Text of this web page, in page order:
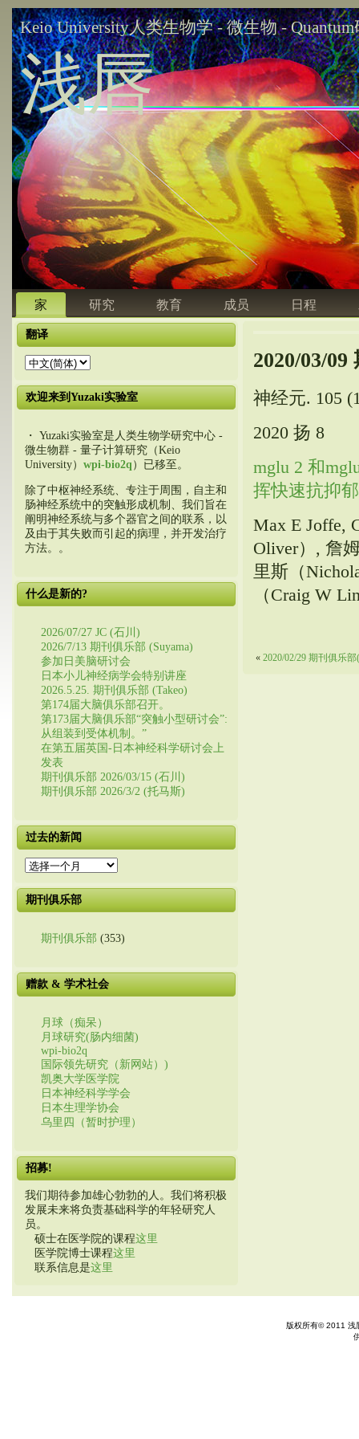
Keio University人类生物学 - 微生物 -
浅唇
家 研究 教育 成员 日程
翻译
欢迎来到Yuzaki实验室
・ Yuzaki实验室是人类生物学研究中心 -
微生物群 - 量子计算研究（Keio
University） wpi-bio2q ）已移至。
除了中枢神经系统、专注于周围，自主和
肠神经系统中的突触形成机制、我们旨在
阐明神经系统与多个器官之间的联系，以
及由于其失败而引起的病理，并开发治疗
方法。。
什么是新的?
2026/07/27 JC (石川)
2026/7/13 期刊俱乐部 (Suyama)
参加日美脑研讨会
日本小儿神经病学会特别讲座
2026.5.25. 期刊俱乐部 (Takeo)
第174届大脑俱乐部召开。
第173届大脑俱乐部“突触小型研讨会”:
从组装到受体机制。”
在第五届英国-日本神经科学研讨会上
发表
期刊俱乐部 2026/03/15 (石川)
期刊俱乐部 2026/3/2 (托马斯)
过去的新闻
过
的
新
期刊俱乐部
期刊俱乐部 (353)
赠款 & 学术社会
月球（痴呆）
月球研究(肠内细菌)
wpi-bio2q
国际领先研究（新网站）)
凯奥大学医学院
日本神经科学学会
日本生理学协会
乌里四（暂时护理）
招募!
我们期待参加雄心勃勃的人。我们将积极
发展未来将负责基础科学的年轻研究人
员。
硕士在医学院的课程这里
医学院博士课程这里
联系信息是这里
2020/03/
神经元. 105
2020 扬 8
mglu 2 和
挥快速抗抑
Max E Joffe,
Oliver）, 詹
里斯（
（Craig W
« 2020/02/29 期刊俱乐部
版权所有© 2011 浅